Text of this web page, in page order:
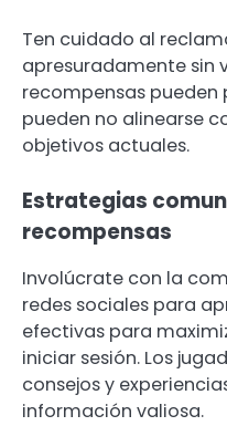
Ten cuidado al
apresuradamente sin
recompensas
pueden no alinearse
objetivos actuales.
Estrategias
recompensas
Involúcrate con la
redes sociales para
efectivas para
iniciar sesión. Los
consejos y
información valiosa.